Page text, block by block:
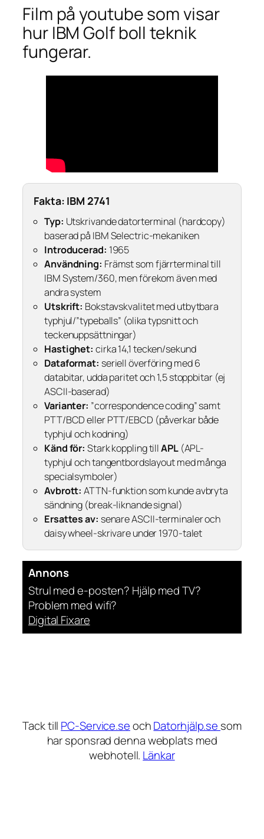
Film på youtube som visar
hur IBM Golf boll teknik
fungerar.
Fakta: IBM 2741
Typ: Utskrivande datorterminal (hardcopy)
baserad på IBM Selectric-mekaniken
Introducerad: 1965
Användning: Främst som fjärrterminal till
IBM System/360, men förekom även med
andra system
Utskrift: Bokstavskvalitet med utbytbara
typhjul/”typeballs” (olika typsnitt och
teckenuppsättningar)
Hastighet: cirka 14,1 tecken/sekund
Dataformat: seriell överföring med 6
databitar, udda paritet och 1,5 stoppbitar (ej
ASCII-baserad)
Varianter: ”correspondence coding” samt
PTT/BCD eller PTT/EBCD (påverkar både
typhjul och kodning)
Känd för: Stark koppling tillAPL(APL-
typhjul och tangentbordslayout med många
specialsymboler)
Avbrott: ATTN-funktion som kunde avbryta
sändning (break-liknande signal)
Ersattes av: senare ASCII-terminaler och
daisy wheel-skrivare under 1970-talet
Annons
Strul med e-posten? Hjälp med TV?
Problem med wifi?
Digital Fixare
Tack till PC-Service.seochDatorhjälp.se som
har sponsrad denna webplats med
webhotell. Länkar